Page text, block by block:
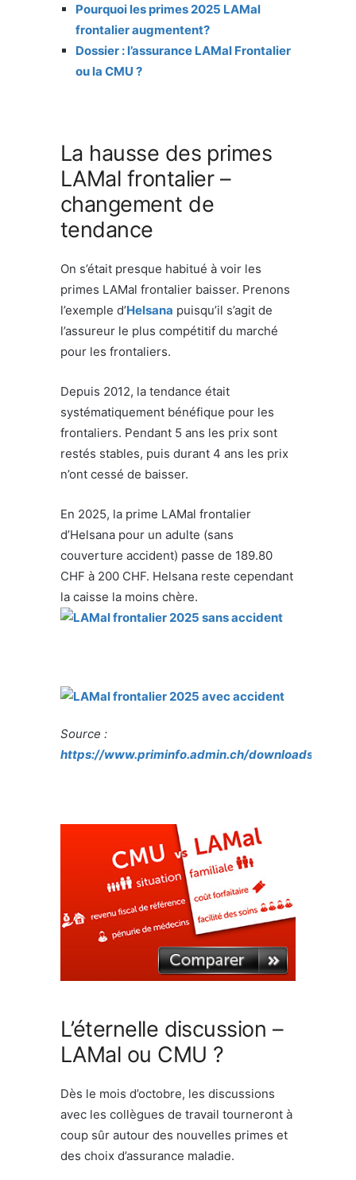
Pourquoi les primes 2025 LAMal
frontalier augmentent?
Dossier : l’assurance LAMal Frontalier
ou la CMU ?
La hausse des primes
LAMal frontalier –
changement de
tendance
On s’était presque habitué à voir les
primes LAMal frontalier baisser. Prenons
l’exemple d’Helsana puisqu’il s’agit de
l’assureur le plus compétitif du marché
pour les frontaliers.
Depuis 2012, la tendance était
systématiquement bénéfique pour les
frontaliers. Pendant 5 ans les prix sont
restés stables, puis durant 4 ans les prix
n’ont cessé de baisser.
En 2025, la prime LAMal frontalier
d’Helsana pour un adulte (sans
couverture accident) passe de 189.80
CHF à 200 CHF. Helsana reste cependant
la caisse la moins chère.
Source :
https://www.priminfo.admin.ch/downloads/
L’éternelle discussion –
LAMal ou CMU ?
Dès le mois d’octobre, les discussions
avec les collègues de travail tourneront à
coup sûr autour des nouvelles primes et
des choix d’assurance maladie.